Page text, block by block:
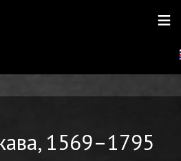
1569–1795